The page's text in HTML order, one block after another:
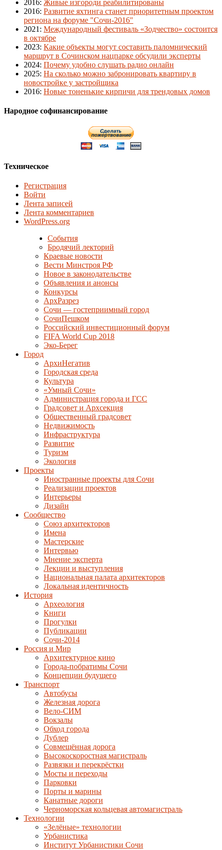
2016: Живые изгороди реабилитированы
2016: Развитие яхтинга станет приоритетным проектом
региона на форуме "Сочи-2016"
2021 : Международный фестиваль «Зодчество» состоится
в октябре
2023: Какие объекты могут составить паломнический
маршрут в Сочинском нацпарке обсудили эксперты
2024: Почему удобно слушать радио онлайн
2025: На сколько можно забронировать квартиру в
новостройке у застройщика
2016: Новые тоненькие кирпичи для трендовых домов
Народное софинансирование
Техническое
Регистрация
Войти
Лента записей
Лента комментариев
WordPress.org
События
Бродячий лекторий
Краевые новости
Вести Минстроя РФ
Новое в законодательстве
Объявления и анонсы
Конкурсы
АрхРазрез
Сочи — гостеприимный город
СочиПешком
Российский инвестиционный форум
FIFA World Cup 2018
Эко-Берег
Город
АрхиНегатив
Городская среда
Культура
«Умный Сочи»
Администрация города и ГСС
Градсовет и Архсекция
Общественный градсовет
Недвижимость
Инфраструктура
Развитие
Туризм
Экология
Проекты
Иностранные проекты для Сочи
Реализации проектов
Интерьеры
Дизайн
Сообщество
Союз архитекторов
Имена
Мастерские
Интервью
Мнение эксперта
Лекции и выступления
Национальная палата архитекторов
Локальная идентичность
История
Археология
Книги
Прогулки
Публикации
Сочи-2014
Россия и Мир
Архитектурное кино
Города-побратимы Сочи
Концепции будущего
Транспорт
Автобусы
Железная дорога
Вело-СИМ
Вокзалы
Обход города
Дублер
Совмещённая дорога
Высокоскоростная магистраль
Развязки и перекрёстки
Мосты и переходы
Парковки
Порты и марины
Канатные дороги
Черноморская кольцевая автомагистраль
Технологии
«Зелёные» технологии
Урбанистика
Институт Урбанистики Сочи